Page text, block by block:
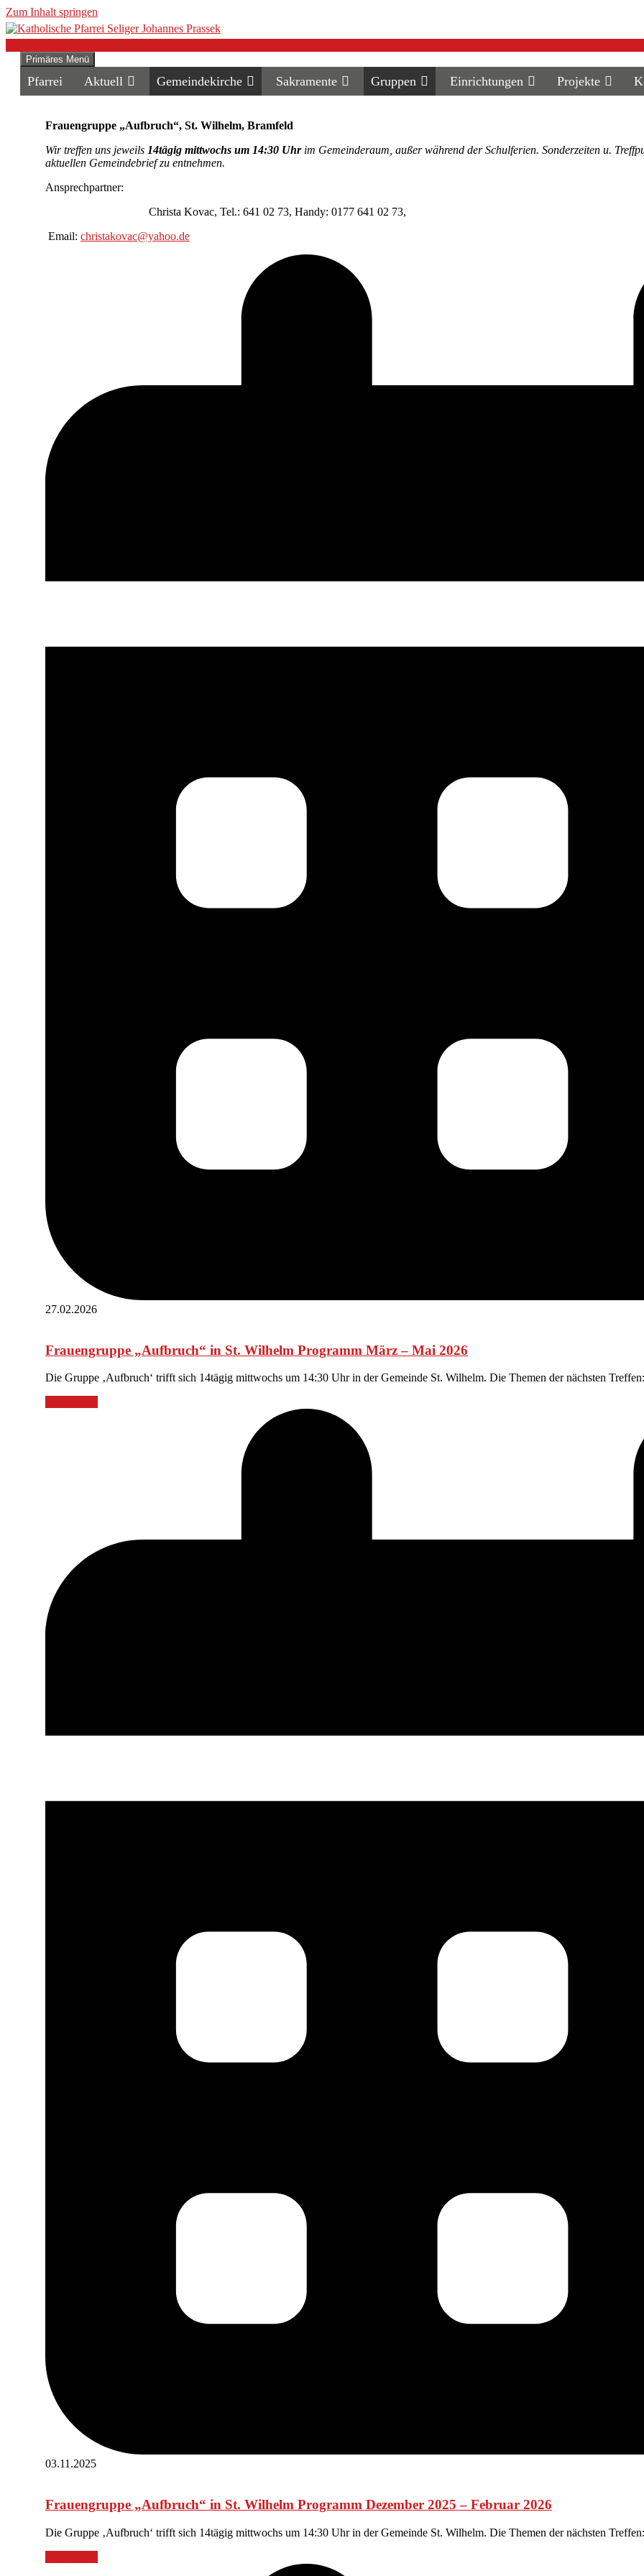
Zum Inhalt springen
Katholische Pfarrei Seliger Johannes Prassek
Primäres Menü
Pfarrei Aktuell Gemeindekirche Sakramente Gruppen Einrichtungen Projekte
Frauengruppe „Aufbruch“, St. Wilhelm, Bramfeld
Wir treffen uns jeweils 14tägig mittwochs um 14:30 Uhrim Gemeinderaum, außer während der Schulferien. Sonderzeiten u.
aktuellen Gemeindebrief zu entnehmen.
Ansprechpartner:
Christa Kovac, Tel.: 641 02 73, Handy: 0177 641 02 73,
Email: christakovac@yahoo.de
27.02.2026
Frauengruppe „Aufbruch“ in St. Wilhelm Programm März – Mai 2026
Die Gruppe ‚Aufbruch‘ trifft sich 14tägig mittwochs um 14:30 Uhr in der Gemeinde St. Wilhelm. Die Themen der nächsten
03.11.2025
Frauengruppe „Aufbruch“ in St. Wilhelm Programm Dezember 2025 – Februar 2026
Die Gruppe ‚Aufbruch‘ trifft sich 14tägig mittwochs um 14:30 Uhr in der Gemeinde St. Wilhelm. Die Themen der nächsten